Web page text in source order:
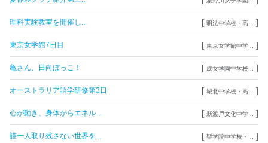
理科実験教室を開催し... [ 明法中学校・高... ]
東京女学館7日目 [ 東京女学館中学... ]
亀さん、日向ぼっこ！ [ 成女学園中学校... ]
オーストラリア語学研修第3日 [ 城北中学校・高... ]
心が動き、身体からエネル... [ 新渡戸文化中学... ]
誰一人取り残さない世界を... [ 聖学院中学校・... ]